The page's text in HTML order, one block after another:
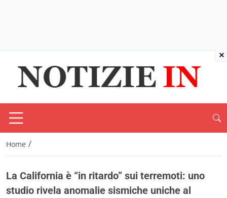
Home /
La California è “in ritardo” sui terremoti: uno
studio rivela anomalie sismiche uniche al
×